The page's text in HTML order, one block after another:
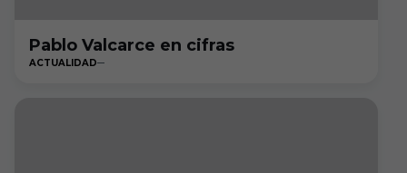
Pablo Valcarce en cifras
ACTUALIDAD